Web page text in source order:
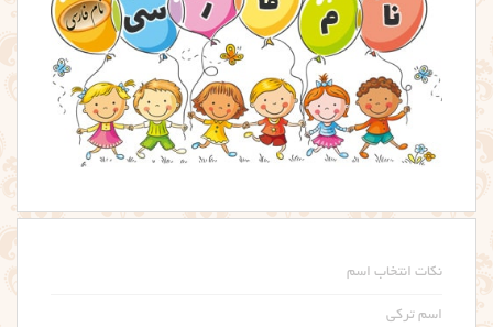
نکات انتخاب اسم
اسم ترکی